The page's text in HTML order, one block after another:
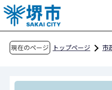
こ
の
ペ
現在のページ トップページ
市
指定管理者候補者